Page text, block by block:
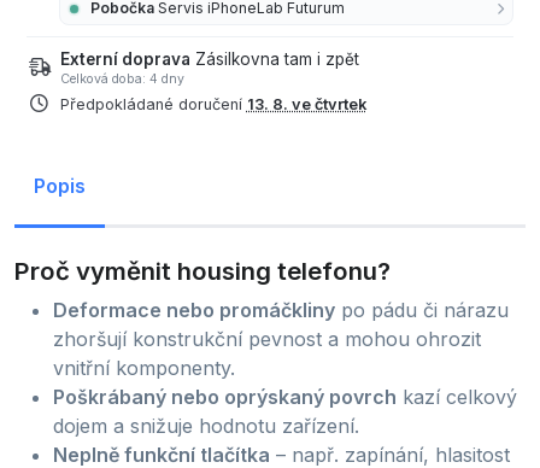
Pobočka Servis iPhoneLab Futurum
Externí doprava Zásilkovna tam i zpět
Celková doba: 4 dny
Předpokládané doručení 13. 8. ve čtvrtek
Popis
Proč vyměnit housing telefonu?
Deformace nebo promáčkliny po pádu či nárazu
zhoršují konstrukční pevnost a mohou ohrozit
vnitřní komponenty.
Poškrábaný nebo oprýskaný povrch kazí celkový
dojem a snižuje hodnotu zařízení.
Neplně funkční tlačítka – např. zapínání, hlasitost